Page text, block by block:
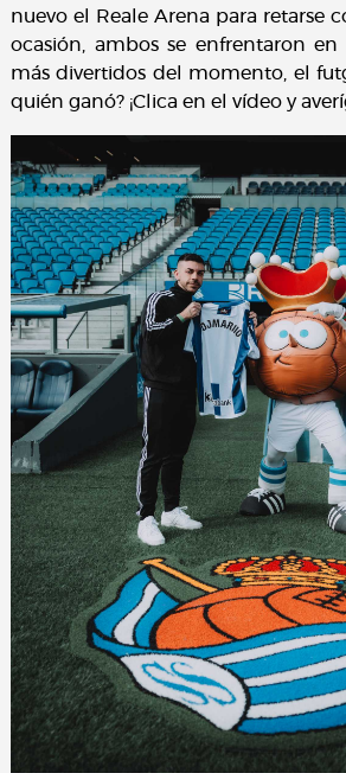
nuevo el Reale Arena para retarse
ocasión, ambos se enfrentaron
más divertidos del momento, el
quién ganó? ¡Clica en el vídeo y